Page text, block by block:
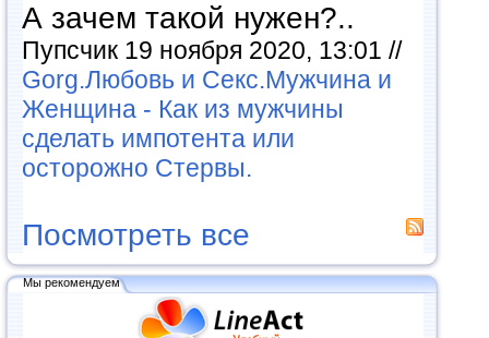
А зачем такой нужен?..
Пупсчик 19 ноября 2020, 13:01 //
Gorg.Любовь и Секс.Мужчина и
Женщина - Как из мужчины
сделать импотента или
осторожно Стервы.
Посмотреть все
Мы рекомендуем